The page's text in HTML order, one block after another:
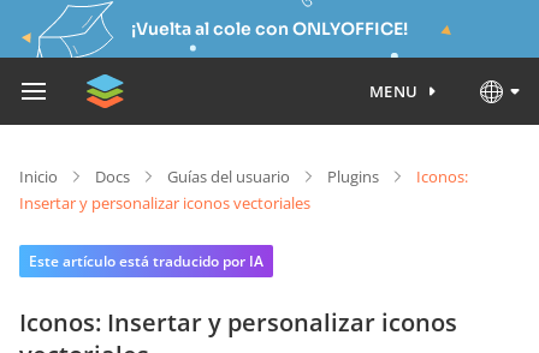
¡Vuelta al cole con ONLYOFFICE!
MENU
Inicio Docs Guías del usuario Plugins
Iconos:
Insertar y personalizar iconos vectoriales
Este artículo está traducido por IA
Iconos: Insertar y personalizar iconos